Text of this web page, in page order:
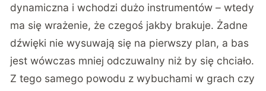
dynamiczna i wchodzi dużo instrumentów – wtedy
ma się wrażenie, że czegoś jakby brakuje. Żadne
dźwięki nie wysuwają się na pierwszy plan, a bas
jest wówczas mniej odczuwalny niż by się chciało.
Z tego samego powodu z wybuchami w grach czy